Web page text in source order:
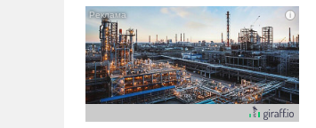
Сложившаяся ситуация
означает многолетний период
уязвимости США, например,
перед Китаем.